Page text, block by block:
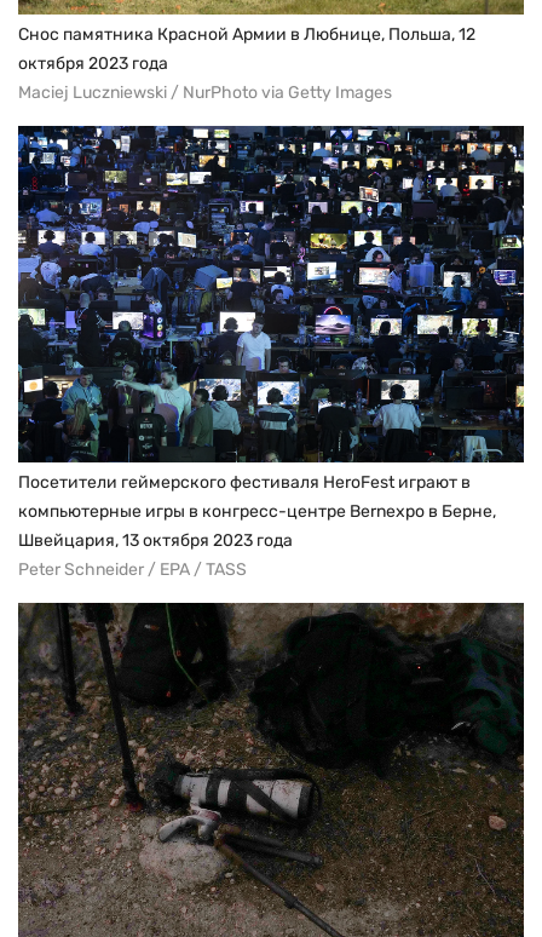
Снос памятника Красной Армии в Любнице, Польша, 12
октября 2023 года
Maciej Luczniewski / NurPhoto via Getty Images
Посетители геймерского фестиваля HeroFest играют в
компьютерные игры в конгресс-центре Bernexpo в Берне,
Швейцария, 13 октября 2023 года
Peter Schneider / EPA / TASS